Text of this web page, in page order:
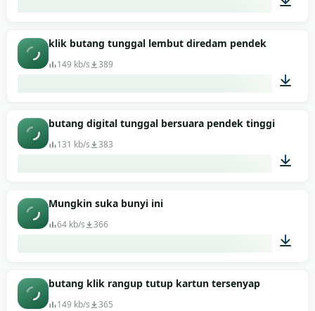
klik butang tunggal lembut diredam pendek
149 kb/s 389
00:01
butang digital tunggal bersuara pendek tinggi
131 kb/s 383
Mungkin suka bunyi ini
64 kb/s 366
butang klik rangup tutup kartun tersenyap
149 kb/s 365